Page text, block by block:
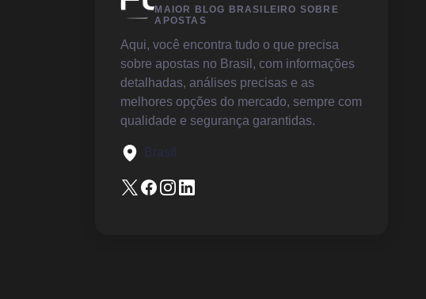
MAIOR BLOG BRASILEIRO SOBRE
APOSTAS
Aqui, você encontra tudo o que precisa
sobre apostas no Brasil, com informações
detalhadas, análises precisas e as
melhores opções do mercado, sempre com
qualidade e segurança garantidas.
Brasil